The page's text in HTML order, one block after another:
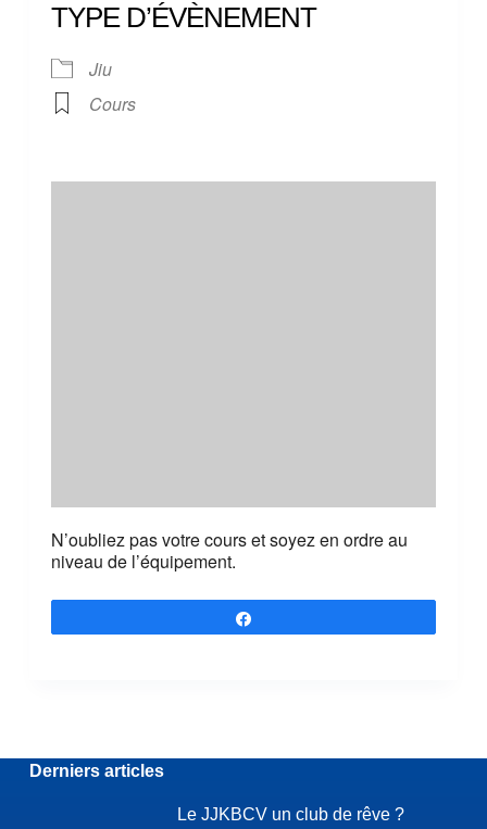
TYPE D’ÉVÈNEMENT
Jiu
Cours
N’oubliez pas votre cours et soyez en ordre au
niveau de l’équipement.
Derniers articles
Le JJKBCV un club de rêve ?